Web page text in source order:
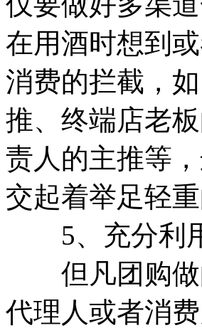
在用酒时想到
消费的拦截，
推、终端店老
责人的主推等
交起着举足轻重
5、充分利用
但凡团购做
代理人或者消